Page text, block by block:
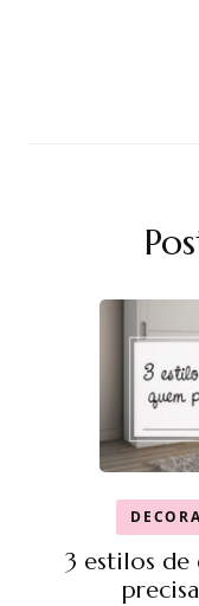
3 estilos de